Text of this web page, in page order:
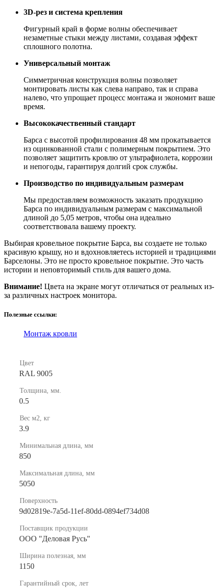
3D-рез и система крепления
Фигурный край в форме волны обеспечивает
незаметные стыки между листами, создавая эффект
сплошного полотна.
Универсальный монтаж
Симметричная конструкция волны позволяет
монтировать листы как слева направо, так и справа
налево, что упрощает процесс монтажа и экономит ваше
время.
Высококачественный стандарт
Барса с высотой профилирования 48 мм прокатывается
из оцинкованной стали с полимерным покрытием. Это
позволяет защитить кровлю от ультрафиолета, коррозии
и непогоды, гарантируя долгий срок службы.
Производство по индивидуальным размерам
Мы предоставляем возможность заказать продукцию
Барса по индивидуальным размерам с максимальной
длиной до 5,05 метров, чтобы она идеально
соответствовала вашему проекту.
Выбирая кровельное покрытие Барса, вы создаете не только
красивую крышу, но и вдохновляетесь историей и традициями
Барселоны. Это не просто кровельное покрытие. Это часть
истории и неповторимый стиль для вашего дома.
Внимание! Цвета на экране могут отличаться от реальных из-
за различных настроек монитора.
Полезные ссылки:
Монтаж кровли
Цвет
RAL 9005
Толщина, мм.
0.5
Вес м2, кг
3.9
Минимальная длина, мм
850
Максимальная длина, мм
5050
Поверхность
9d02819e-7a5d-11ef-80dd-0894ef734d08
Поставщик продукции
ООО "Деловая Русь"
Ширина полезная, мм
1150
Гарантийный срок, лет